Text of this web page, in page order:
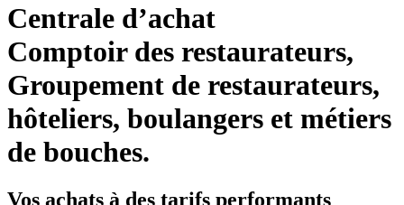
Centrale d’achat
Comptoir des restaurateurs,
Groupement de restaurateurs,
hôteliers, boulangers et métiers
de bouches.
Vos achats à des tarifs performants